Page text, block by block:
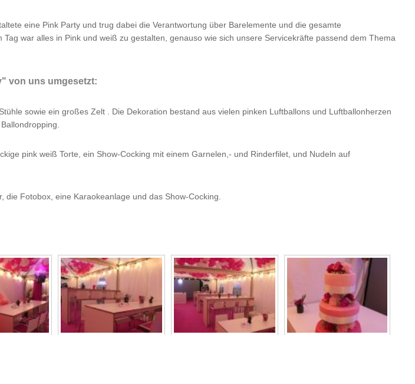
eine Pink Party und trug dabei die Verantwortung über Barelemente und die gesamte
war alles in Pink und weiß zu gestalten, genauso wie sich unsere Servicekräfte passend dem Thema
von uns umgesetzt:
sowie ein großes Zelt . Die Dekoration bestand aus vielen pinken Luftballons und Luftballonherzen
pink weiß Torte, ein Show-Cocking mit einem Garnelen,- und Rinderfilet, und Nudeln auf
Fotobox, eine Karaokeanlage und das Show-Cocking.